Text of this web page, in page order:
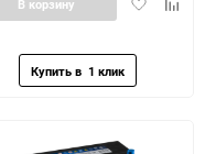
В корзину